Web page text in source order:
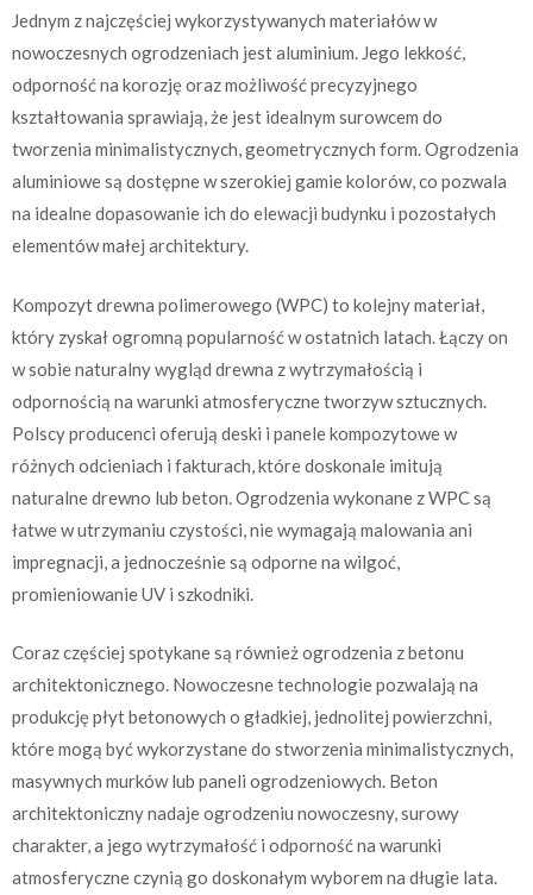
Jednym z najczęściej wykorzystywanych materiałów w
nowoczesnych ogrodzeniach jest aluminium. Jego lekkość,
odporność na korozję oraz możliwość precyzyjnego
kształtowania sprawiają, że jest idealnym surowcem do
tworzenia minimalistycznych, geometrycznych form. Ogrodzenia
aluminiowe są dostępne w szerokiej gamie kolorów, co pozwala
na idealne dopasowanie ich do elewacji budynku i pozostałych
elementów małej architektury.
Kompozyt drewna polimerowego (WPC) to kolejny materiał,
który zyskał ogromną popularność w ostatnich latach. Łączy on
w sobie naturalny wygląd drewna z wytrzymałością i
odpornością na warunki atmosferyczne tworzyw sztucznych.
Polscy producenci oferują deski i panele kompozytowe w
różnych odcieniach i fakturach, które doskonale imitują
naturalne drewno lub beton. Ogrodzenia wykonane z WPC są
łatwe w utrzymaniu czystości, nie wymagają malowania ani
impregnacji, a jednocześnie są odporne na wilgoć,
promieniowanie UV i szkodniki.
Coraz częściej spotykane są również ogrodzenia z betonu
architektonicznego. Nowoczesne technologie pozwalają na
produkcję płyt betonowych o gładkiej, jednolitej powierzchni,
które mogą być wykorzystane do stworzenia minimalistycznych,
masywnych murków lub paneli ogrodzeniowych. Beton
architektoniczny nadaje ogrodzeniu nowoczesny, surowy
charakter, a jego wytrzymałość i odporność na warunki
atmosferyczne czynią go doskonałym wyborem na długie lata.